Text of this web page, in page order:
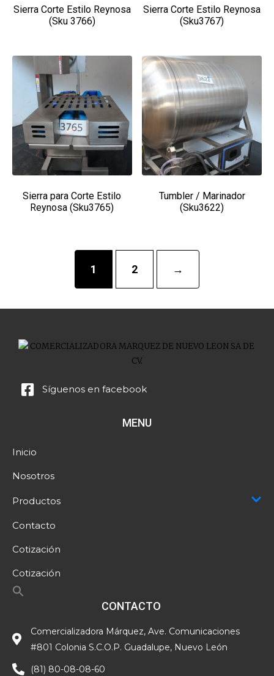
Sierra Corte Estilo Reynosa
(Sku 3766)
Sierra Corte Estilo Reynosa
(Sku3767)
Sierra para Corte Estilo
Reynosa (Sku3765)
Tumbler / Marinador
(Sku3622)
1 2 →
Síguenos en facebook
MENU
Inicio
Nosotros
Productos
Contacto
Cotización
Cotización
CONTACTO
Comercializadora Márquez, Ave. Comunicaciones
#801 Colonia S.C.O.P. Guadalupe, Nuevo León
(81) 80-08-08-60